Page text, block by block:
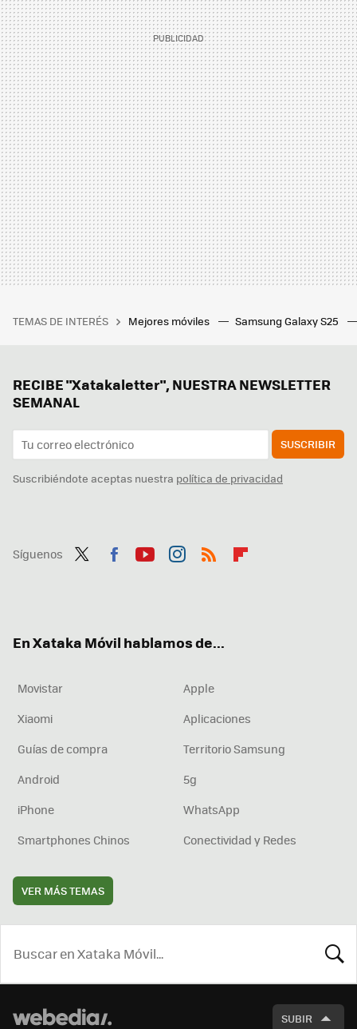
TEMAS DE INTERÉS Mejores móviles Samsung Galaxy S25
RECIBE "Xatakaletter", NUESTRA NEWSLETTER
SEMANAL
SUSCRIBIR
Suscribiéndote aceptas nuestra política de privacidad
Síguenos
En Xataka Móvil hablamos de...
Movistar
Apple
Xiaomi
Aplicaciones
Guías de compra
Territorio Samsung
Android
5g
iPhone
WhatsApp
Smartphones Chinos
Conectividad y Redes
VER MÁS TEMAS
SUBIR